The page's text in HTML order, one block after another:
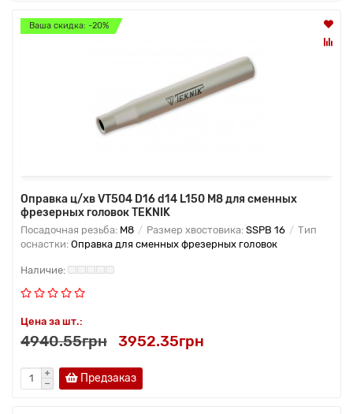
Ваша скидка: -20%
Оправка ц/хв VT504 D16 d14 L150 M8 для сменных
фрезерных головок TEKNIK
Посадочная резьба: M8 Размер хвостовика: SSPB 16
Тип
оснастки: Оправка для сменных фрезерных головок
Цена за шт.:
4940.55грн 3952.35грн
Предзаказ